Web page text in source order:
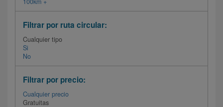
Filtrar por ruta circular:
Cualquier tipo
Si
No
Filtrar por precio:
Cualquier precio
Gratuitas